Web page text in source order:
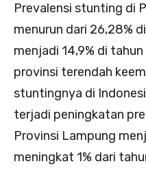
Prevalensi stunting di
menurun dari 26,28%
menjadi 14,9% di
provinsi terendah
stuntingnya di
terjadi peningkatan
Provinsi Lampung
meningkat 1% dari